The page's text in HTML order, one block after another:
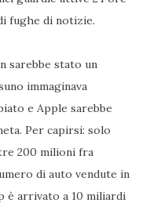
fughe di notizie.
sarebbe stato un
immaginava
e Apple sarebbe
Per capirsi: solo
200 milioni fra
di auto vendute in
è arrivato a 10 miliardi